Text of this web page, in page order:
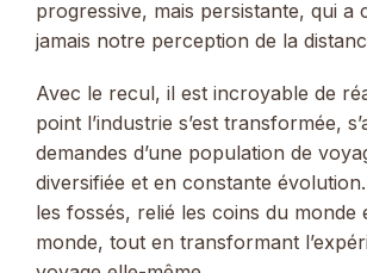
progressive, mais persistante, qui a
jamais notre perception de la
Avec le recul, il est incroyable de
point l’industrie s’est transformée,
demandes d’une population de
diversifiée et en constante
les fossés, relié les coins du monde
monde, tout en transformant